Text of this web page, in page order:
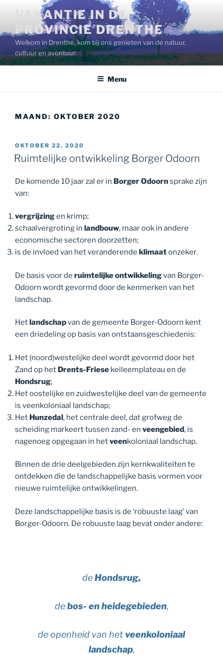
inhoud
VAKANTIE IN DE
PROVINCIE DRENTHE
Welkom in Drenthe, kom bij ons genieten van de natuur,
cultuur en avontuur.
Menu
MAAND: OKTOBER 2020
GEPLAATST
OP
OKTOBER 22, 2020
Ruimtelijke ontwikkeling Borger Odoorn
De komende 10 jaar zal er in Borger Odoornsprake zijn
van:
vergrijzingen krimp;
schaalvergroting in landbouw, maar ook in andere
economische sectoren doorzetten;
is de invloed van het veranderende klimaatonzeker.
De basis voor de ruimtelijke ontwikkelingvan Borger-
Odoorn wordt gevormd door de kenmerken van het
landschap.
Hetlandschapvan de gemeente Borger-Odoorn kent
een driedeling op basis van ontstaansgeschiedenis:
Het (noord)westelijke deel wordt gevormd door het
Zand op het Drents-Friese keileemplateau en de
Hondsrug;
Het oostelijke en zuidwestelijke deel van de gemeente
is veenkoloniaal landschap;
Het Hunzedal, het centrale deel, dat grofweg de
scheiding markeert tussen zand- en veengebied, is
nagenoeg opgegaan in hetveenkoloniaal landschap.
Binnen de drie deelgebieden zijn kernkwaliteiten te
ontdekken die de landschappelijke basis vormen voor
nieuwe ruimtelijke ontwikkelingen.
Deze landschappelijke basis is de ‘robuuste laag’ van
Borger-Odoorn. De robuuste laag bevat onder andere:
deHondsrug,
debos- en heidegebieden,
de openheid van het veenkoloniaal
landschap,